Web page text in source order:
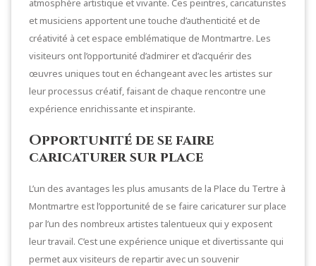
atmosphère artistique et vivante. Ces peintres, caricaturistes
et musiciens apportent une touche d’authenticité et de
créativité à cet espace emblématique de Montmartre. Les
visiteurs ont l’opportunité d’admirer et d’acquérir des
œuvres uniques tout en échangeant avec les artistes sur
leur processus créatif, faisant de chaque rencontre une
expérience enrichissante et inspirante.
Opportunité de se faire
caricaturer sur place
L’un des avantages les plus amusants de la Place du Tertre à
Montmartre est l’opportunité de se faire caricaturer sur place
par l’un des nombreux artistes talentueux qui y exposent
leur travail. C’est une expérience unique et divertissante qui
permet aux visiteurs de repartir avec un souvenir